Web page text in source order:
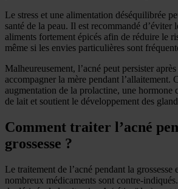
Le stress et une alimentation déséquilibrée
santé de la peau. Il est recommandé d’éviter
aliments fortement épicés afin de réduire le
même si les envies particulières sont
Malheureusement, l’acné peut persister
accompagner la mère pendant l’allaitement.
augmentation de la prolactine, une hormone
de lait et soutient le développement des
Comment traiter l’acné
grossesse ?
Le traitement de l’acné pendant la grossesse
nombreux médicaments sont contre-